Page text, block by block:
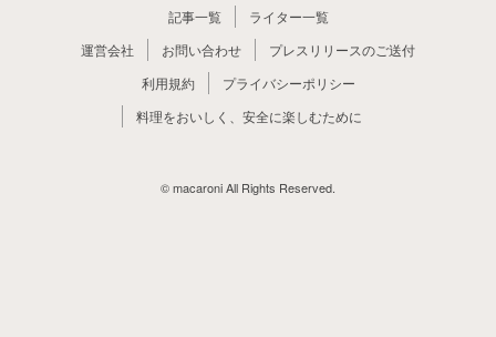
記事一覧
ライター一覧
運営会社
お問い合わせ
プレスリリースのご送付
利用規約
プライバシーポリシー
料理をおいしく、安全に楽しむために
© macaroni All Rights Reserved.